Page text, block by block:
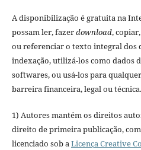
A disponibilização é gratuita na
possam ler, fazerdownload,
ou referenciar o texto integral dos
indexação, utilizá-los como dados
softwares, ou usá-los para
barreira financeira, legal ou técnica.
1) Autores mantém os direitos
direito de primeira publicação,
licenciado sob aLicença Creative